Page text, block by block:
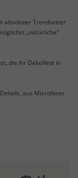
absoluter Trendsetter
„natürliche“
die ihr Dekolleté in
aus Microfaser